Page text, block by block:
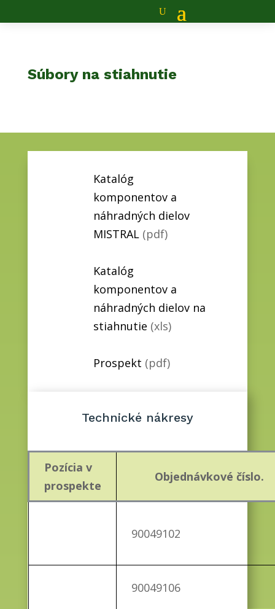
Súbory na stiahnutie
Katalóg
komponentov a
náhradných dielov
MISTRAL(pdf)
Katalóg
komponentov a
náhradných dielov na
stiahnutie (xls)
Prospekt (pdf)
Technické nákresy
Pozícia v
prospekte
Objednávkové číslo.
90049102
90049106